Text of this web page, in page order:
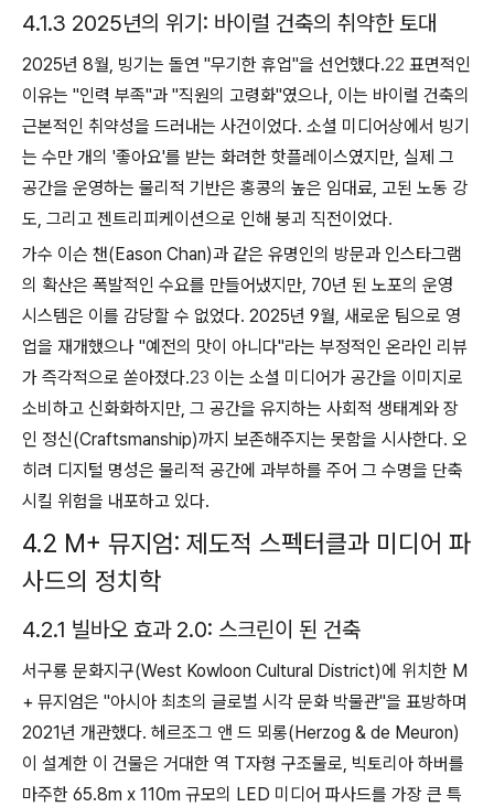
4.1.3 2025년의 위기: 바이럴 건축의 취약한 토대
2025년 8월, 빙기는 돌연 "무기한 휴업"을 선언했다.22 표면적인
이유는 "인력 부족"과 "직원의 고령화"였으나, 이는 바이럴 건축의
근본적인 취약성을 드러내는 사건이었다. 소셜 미디어상에서 빙기
는 수만 개의 '좋아요'를 받는 화려한 핫플레이스였지만, 실제 그
공간을 운영하는 물리적 기반은 홍콩의 높은 임대료, 고된 노동 강
도, 그리고 젠트리피케이션으로 인해 붕괴 직전이었다.
가수 이슨 챈(Eason Chan)과 같은 유명인의 방문과 인스타그램
의 확산은 폭발적인 수요를 만들어냈지만, 70년 된 노포의 운영
시스템은 이를 감당할 수 없었다. 2025년 9월, 새로운 팀으로 영
업을 재개했으나 "예전의 맛이 아니다"라는 부정적인 온라인 리뷰
가 즉각적으로 쏟아졌다.23 이는 소셜 미디어가 공간을 이미지로
소비하고 신화화하지만, 그 공간을 유지하는 사회적 생태계와 장
인 정신(Craftsmanship)까지 보존해주지는 못함을 시사한다. 오
히려 디지털 명성은 물리적 공간에 과부하를 주어 그 수명을 단축
시킬 위험을 내포하고 있다.
4.2 M+ 뮤지엄: 제도적 스펙터클과 미디어 파
사드의 정치학
4.2.1 빌바오 효과 2.0: 스크린이 된 건축
서구룡 문화지구(West Kowloon Cultural District)에 위치한 M
+ 뮤지엄은 "아시아 최초의 글로벌 시각 문화 박물관"을 표방하며
2021년 개관했다. 헤르조그 앤 드 뫼롱(Herzog & de Meuron)
이 설계한 이 건물은 거대한 역 T자형 구조물로, 빅토리아 하버를
마주한 65.8m x 110m 규모의 LED 미디어 파사드를 가장 큰 특